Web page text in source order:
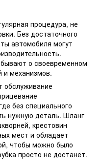
процедура, не
Без достаточного
автомобиля могут
о своевременном
и механизмов.
обслуживание
без специального
нужную деталь. Шланг
крестовин
мест и обладает
чтобы можно было
просто не достанет.